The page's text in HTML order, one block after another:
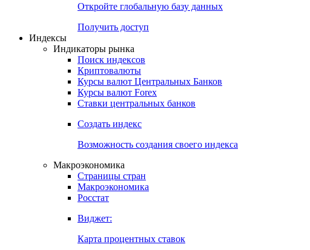
Откройте глобальную базу данных
Получить доступ
Индексы
Индикаторы рынка
Поиск индексов
Криптовалюты
Курсы валют Центральных Банков
Курсы валют Forex
Ставки центральных банков
Создать индекс
Возможность создания своего индекса
Макроэкономика
Страницы стран
Макроэкономика
Росстат
Виджет:
Карта процентных ставок